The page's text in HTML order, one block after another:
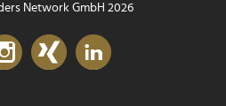
Network GmbH 2026